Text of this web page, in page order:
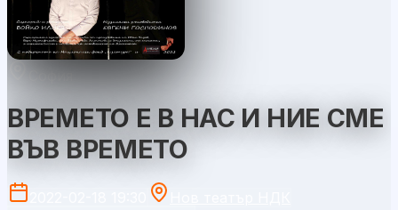
София
ВРЕМЕТО Е В НАС И НИЕ СМЕ
ВЪВ ВРЕМЕТО